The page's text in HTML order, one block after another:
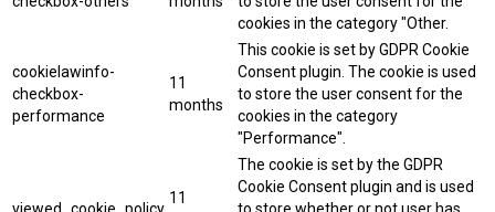
cookies in the category "Other.
cookielawinfo-
checkbox-
performance
11
months
This cookie is set by GDPR Cookie
Consent plugin. The cookie is used
to store the user consent for the
cookies in the category
"Performance".
11
The cookie is set by the GDPR
Cookie Consent plugin and is used